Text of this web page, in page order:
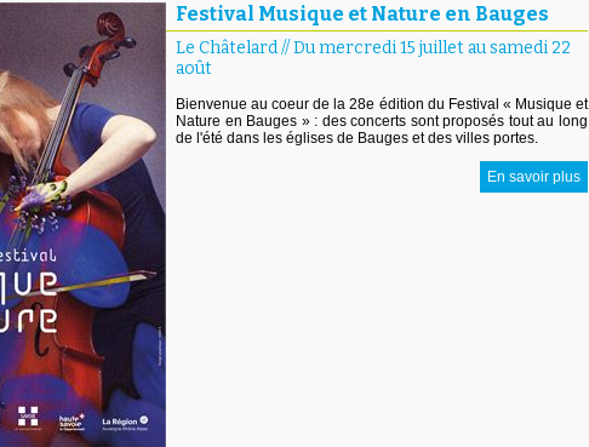
Festival Musique et Nature en Bauges
Le Châtelard//Du mercredi 15 juillet au samedi 22
août
Bienvenue au coeur de la 28e édition du Festival « Musique et
Nature en Bauges » : des concerts sont proposés tout au long
de l'été dans les églises de Bauges et des villes portes.
En savoir plus